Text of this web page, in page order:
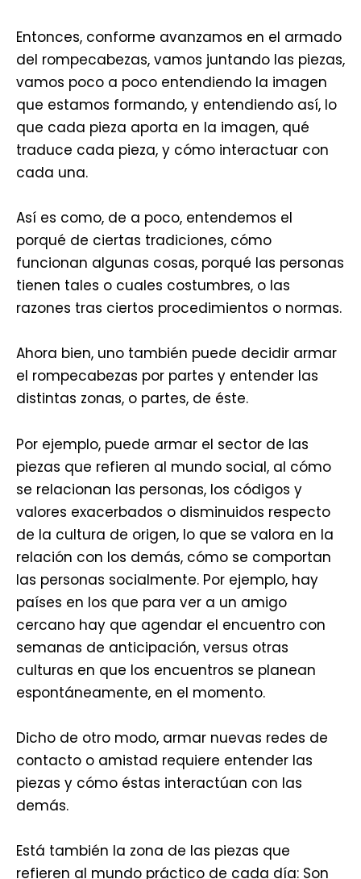
Entonces, conforme avanzamos en el armado
del rompecabezas, vamos juntando las piezas,
vamos poco a poco entendiendo la imagen
que estamos formando, y entendiendo así, lo
que cada pieza aporta en la imagen, qué
traduce cada pieza, y cómo interactuar con
cada una.
Así es como, de a poco, entendemos el
porqué de ciertas tradiciones, cómo
funcionan algunas cosas, porqué las personas
tienen tales o cuales costumbres, o las
razones tras ciertos procedimientos o normas.
Ahora bien, uno también puede decidir armar
el rompecabezas por partes y entender las
distintas zonas, o partes, de éste.
Por ejemplo, puede armar el sector de las
piezas que refieren al mundo social, al cómo
se relacionan las personas, los códigos y
valores exacerbados o disminuidos respecto
de la cultura de origen, lo que se valora en la
relación con los demás, cómo se comportan
las personas socialmente. Por ejemplo, hay
países en los que para ver a un amigo
cercano hay que agendar el encuentro con
semanas de anticipación, versus otras
culturas en que los encuentros se planean
espontáneamente, en el momento.
Dicho de otro modo, armar nuevas redes de
contacto o amistad requiere entender las
piezas y cómo éstas interactúan con las
demás.
Está también la zona de las piezas que
refieren al mundo práctico de cada día: Son